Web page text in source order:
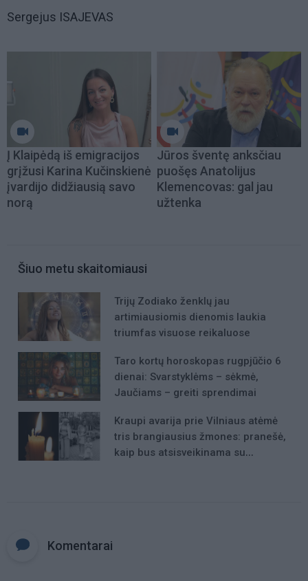
Sergejus ISAJEVAS
Į Klaipėdą iš emigracijos
grįžusi Karina Kučinskienė
įvardijo didžiausią savo
norą
Jūros šventę anksčiau
puošęs Anatolijus
Klemencovas: gal jau
užtenka
Šiuo metu skaitomiausi
Trijų Zodiako ženklų jau
artimiausiomis dienomis laukia
triumfas visuose reikaluose
Taro kortų horoskopas rugpjūčio 6
dienai: Svarstyklėms – sėkmė,
Jaučiams – greiti sprendimai
Kraupi avarija prie Vilniaus atėmė
tris brangiausius žmones: pranešė,
kaip bus atsisveikinama su
Komentarai